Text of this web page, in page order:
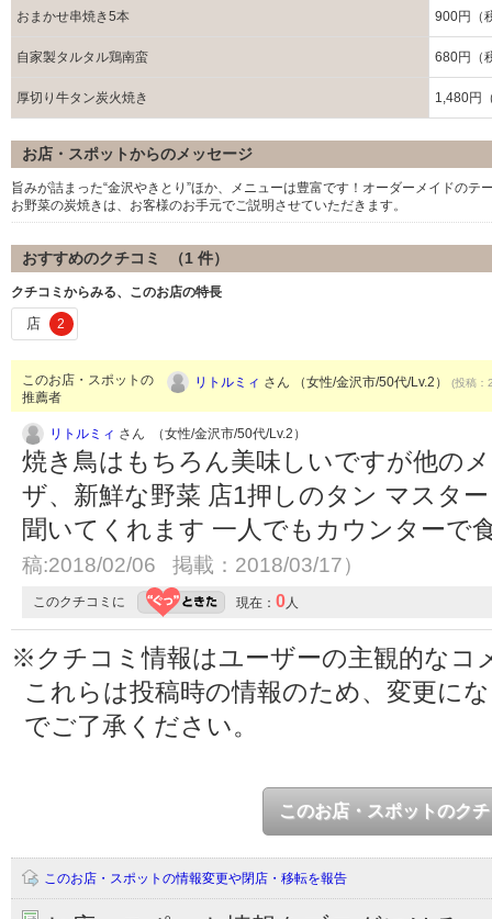
おまかせ串焼き5本 900円（
自家製タルタル鶏南蛮 680円（
厚切り牛タン炭火焼き 1,480円
お店・スポットからのメッセージ
旨みが詰まった“金沢やきとり”ほか、メニューは豊富です！オーダーメイドの
お野菜の炭焼きは、お客様のお手元でご説明させていただきます。
おすすめのクチコミ （1 件）
クチコミからみる、このお店の特長
店 2
このお店・スポットの
推薦者
リトルミィ さん （女性/金沢市/50代/Lv.2） (投稿
リトルミィ さん （女性/金沢市/50代/Lv.2）
焼き鳥はもちろん美味しいですが他の
ザ、新鮮な野菜 店1押しのタン マスタ
聞いてくれます 一人でもカウンターで
稿:2018/02/06 掲載：2018/03/17）
このクチコミに 現在： 0 人
※クチコミ情報はユーザーの主観的なコ
これらは投稿時の情報のため、変更に
でご了承ください。
このお店・スポットのク
このお店・スポットの情報変更や閉店・移転を報告